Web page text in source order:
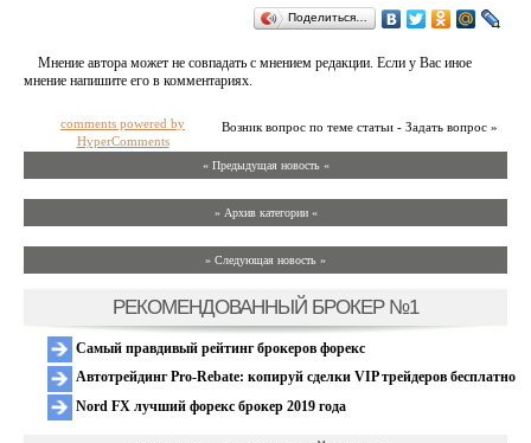
Поделиться…
Мнение автора может не совпадать с мнением редакции. Если у Вас иное
мнение напишите его в комментариях.
Возник вопрос по теме статьи - Задать вопрос »
comments powered by
HyperComments
« Предыдущая новость «
» Архив категории «
» Следующая новость »
РЕКОМЕНДОВАННЫЙ БРОКЕР №1
Самый правдивый рейтинг брокеров форекс
Автотрейдинг Pro-Rebate: копируй сделки VIP трейдеров бесплатно
Nord FX лучший форекс брокер 2019 года